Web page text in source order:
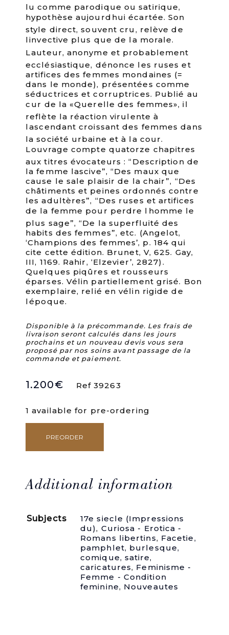
lu comme parodique ou satirique,
hypothèse aujourdhui écartée. Son
style direct, souvent cru, relève de
linvective plus que de la morale.
Lauteur, anonyme et probablement
ecclésiastique, dénonce les ruses et
artifices des femmes mondaines (=
dans le monde), présentées comme
séductrices et corruptrices. Publié au
cur de la «Querelle des femmes», il
reflète la réaction virulente à
lascendant croissant des femmes dans
la société urbaine et à la cour.
Louvrage compte quatorze chapitres
aux titres évocateurs : “Description de
la femme lascive”, “Des maux que
cause le sale plaisir de la chair”, “Des
châtiments et peines ordonnés contre
les adultères”, “Des ruses et artifices
de la femme pour perdre lhomme le
plus sage”, “De la superfluité des
habits des femmes”, etc. (Angelot,
‘Champions des femmes’, p. 184 qui
cite cette édition. Brunet, V, 625. Gay,
III, 1169. Rahir, ‘Elzevier’, 2827).
Quelques piqûres et rousseurs
éparses. Vélin partiellement grisé. Bon
exemplaire, relié en vélin rigide de
lépoque.
Disponible à la précommande. Les frais de
livraison seront calculés dans les jours
prochains et un nouveau devis vous sera
proposé par nos soins avant passage de la
commande et paiement.
1.200€ Ref 39263
1 available for pre-ordering
Tableau
des
femmes
par
PREORDER
Additional information
Subjects
17e siecle (Impressions
du), Curiosa - Erotica -
Romans libertins, Facetie,
pamphlet, burlesque,
comique, satire,
caricatures, Feminisme -
Femme - Condition
feminine, Nouveautes